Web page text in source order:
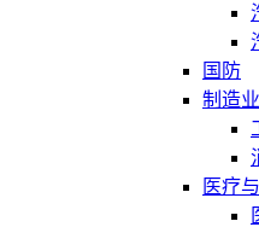
国防
制造业
医疗